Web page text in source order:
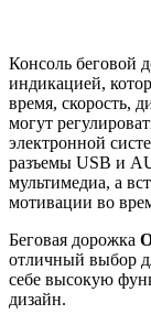
Консоль беговой
индикацией,
время, скорость,
могут
электронной
разъемы USB и
мультимедиа, а
мотивации во
Беговая дорожка
отличный выбор
себе высокую
дизайн.